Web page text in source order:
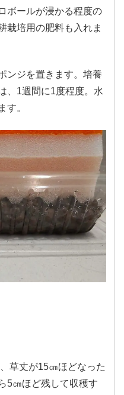
ボールが浸かる程度の
栽培用の肥料も入れま
ンジを置きます。培養
、1週間に1度程度。水
す。
草丈が15㎝ほどなった
5㎝ほど残して収穫す